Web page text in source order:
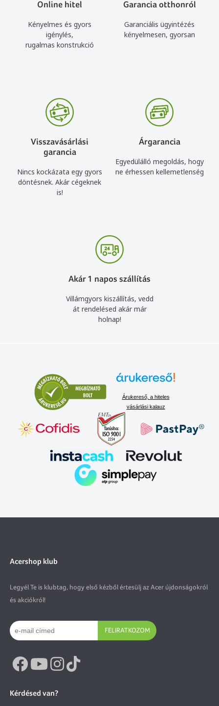
Online hitel
Kényelmes és gyors
igénylés,
rugalmas konstrukció
Garancia otthonról
Garanciális ügyintézés
kényelmesen, gyorsan
Visszavásárlási
garancia
Nincs kockázata egy gyors
döntésnek. Akár cégeknek
is!
Árgarancia
Egyedülálló megoldás, hogy
ne érhessen kellemetlenség
Akár 1 napos szállítás
Villámgyors kiszállítás, vedd
át rendelésed akár már
holnap!
Árukereső, a hiteles
vásárlási kalauz
Acershop klub
Legyél Te is klubtag, hogy első kézből értesülj az Acer újdonságokról
és akciókról!
FELIRATKOZOM
Kérdésed van?